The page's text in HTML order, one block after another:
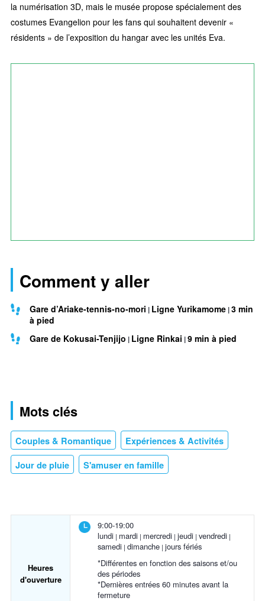
la numérisation 3D, mais le musée propose spécialement des
costumes Evangelion pour les fans qui souhaitent devenir «
résidents » de l’exposition du hangar avec les unités Eva.
Comment y aller
Gare d’Ariake-tennis-no-mori Ligne Yurikamome 3 min
à pied
Gare de Kokusai-Tenjijo Ligne Rinkai 9 min à pied
Mots clés
Couples & Romantique Expériences & Activités
Jour de pluie S'amuser en famille
Heures
d'ouverture
9:00-19:00
lundi mardi mercredi jeudi vendredi
samedi dimanche jours fériés
*Différentes en fonction des saisons et/ou
des périodes
*Dernières entrées 60 minutes avant la
fermeture